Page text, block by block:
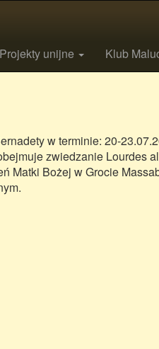
Projekty unijne Klub
w terminie: 20-
zwiedzanie Lourdes
Matki Bożej w Grocie